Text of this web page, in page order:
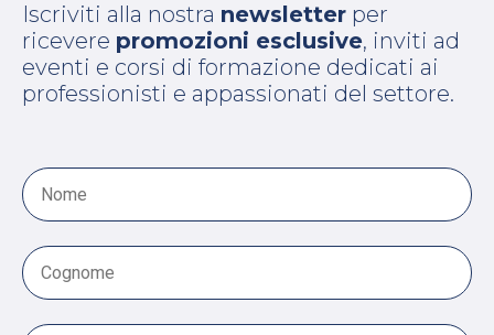
Iscriviti alla nostra newsletter per
ricevere promozioni esclusive, inviti ad
eventi e corsi di formazione dedicati ai
professionisti e appassionati del settore.